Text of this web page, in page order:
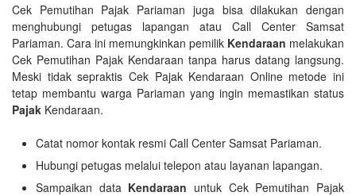
Cek Pemutihan Pajak Pariaman juga bisa dilakukan dengan
menghubungi petugas lapangan atau Call Center Samsat
Pariaman. Cara ini memungkinkan pemilik Kendaraan melakukan
Cek Pemutihan Pajak Kendaraan tanpa harus datang langsung.
Meski tidak sepraktis Cek Pajak Kendaraan Online metode ini
tetap membantu warga Pariaman yang ingin memastikan status
Pajak Kendaraan.
Catat nomor kontak resmi Call Center Samsat Pariaman.
Hubungi petugas melalui telepon atau layanan lapangan.
Sampaikan data Kendaraan untuk Cek Pemutihan Pajak